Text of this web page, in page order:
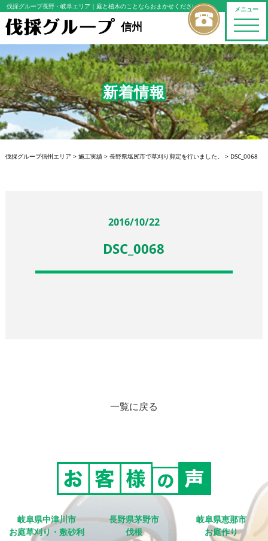
メニュー
toggle
伐採グループ長野・岐阜エリア ｜庭と植木のことならおまかせください
信州
新着情報
伐採グループ信州エリア > 施工実績> 長野県塩尻市で草刈り剪定を行いました。 > DSC_0068
2016/10/22
DSC_0068
一覧に戻る
岐阜県中津川市
お庭草刈り・敷砂利
長野県茅野市
伐根
岐阜県恵那市
お庭作り